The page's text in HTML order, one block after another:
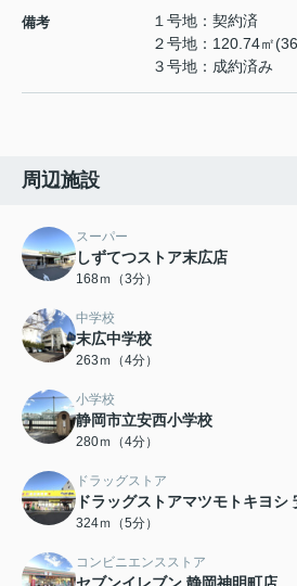
備考
１号地：契約済
２号地：120.74㎡
３号地：成約済み
周辺施設
スーパー
しずてつストア末広店
168ｍ（3分）
中学校
末広中学校
263ｍ（4分）
小学校
静岡市立安西小学校
280ｍ（4分）
ドラッグストア
ドラッグストアマツモトキヨシ
324ｍ（5分）
コンビニエンスストア